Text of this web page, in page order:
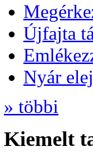
Újfajta
Nyár
» többi
Kiemelt